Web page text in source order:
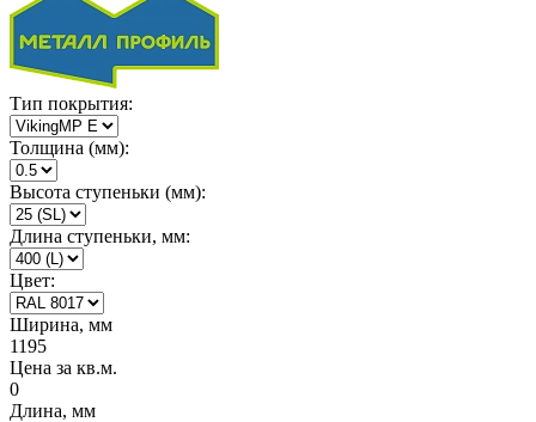
Тип покрытия:
Толщина (мм):
Высота ступеньки (мм):
Длина ступеньки, мм:
Цвет:
Ширина, мм
1195
Цена за кв.м.
0
Длина, мм